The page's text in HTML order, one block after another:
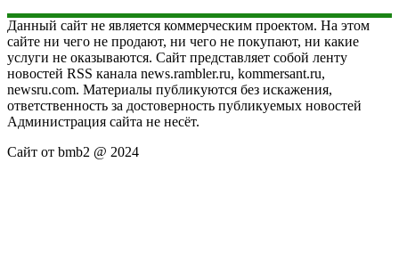
Данный сайт не является коммерческим проектом. На этом
сайте ни чего не продают, ни чего не покупают, ни какие
услуги не оказываются. Сайт представляет собой ленту
новостей RSS канала news.rambler.ru, kommersant.ru,
newsru.com. Материалы публикуются без искажения,
ответственность за достоверность публикуемых новостей
Администрация сайта не несёт.
Сайт от bmb2 @ 2024